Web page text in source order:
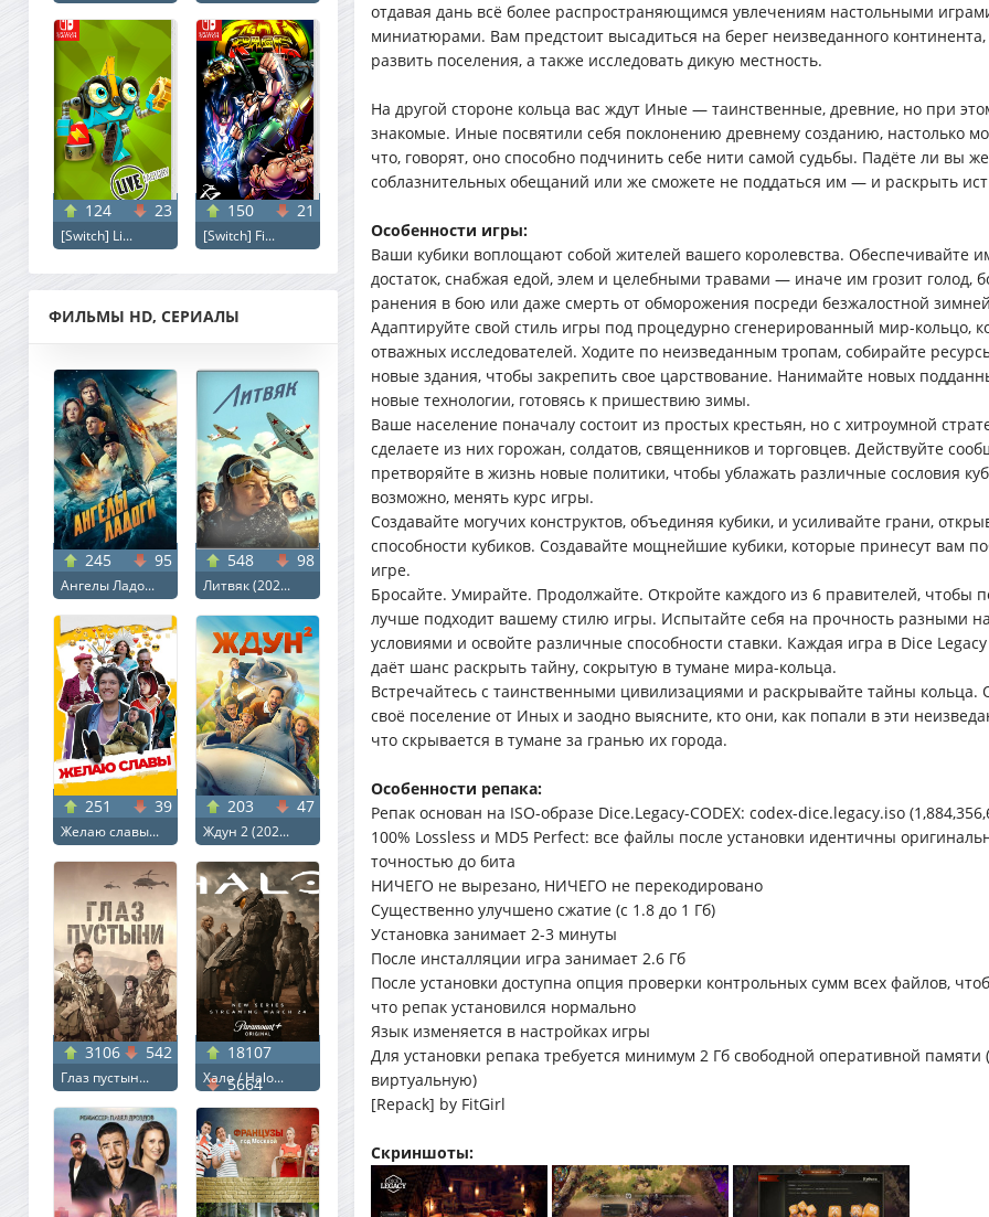
124 23
[Switch] Li...
150 21
[Switch] Fi...
ФИЛЬМЫ HD, СЕРИАЛЫ
245 95
Ангелы Ладо...
548 98
Литвяк (202...
251 39
Желаю славы...
203 47
Ждун 2 (202...
3106 542
Глаз пустын...
18107
5664
Хало / Halo...
отдавая дань всё более распространяющимся увлечениям настольными
миниатюрами. Вам предстоит высадиться на берег неизведанного континента,
развить поселения, а также исследовать дикую местность.
На другой стороне кольца вас ждут Иные — таинственные, древние, но при
знакомые. Иные посвятили себя поклонению древнему созданию, настолько
что, говорят, оно способно подчинить себе нити самой судьбы. Падёте ли вы
соблазнительных обещаний или же сможете не поддаться им — и раскрыть
Особенности игры:
Ваши кубики воплощают собой жителей вашего королевства. Обеспечивайте
достаток, снабжая едой, элем и целебными травами — иначе им грозит голод,
ранения в бою или даже смерть от обморожения посреди безжалостной
Адаптируйте свой стиль игры под процедурно сгенерированный мир-кольцо,
отважных исследователей. Ходите по неизведанным тропам, собирайте
новые здания, чтобы закрепить свое царствование. Нанимайте новых
новые технологии, готовясь к пришествию зимы.
Ваше население поначалу состоит из простых крестьян, но с хитроумной
сделаете из них горожан, солдатов, священников и торговцев. Действуйте
претворяйте в жизнь новые политики, чтобы ублажать различные сословия
возможно, менять курс игры.
Создавайте могучих конструктов, объединяя кубики, и усиливайте грани,
способности кубиков. Создавайте мощнейшие кубики, которые принесут вам
игре.
Бросайте. Умирайте. Продолжайте. Откройте каждого из 6 правителей, чтобы
лучше подходит вашему стилю игры. Испытайте себя на прочность разными
условиями и освойте различные способности ставки. Каждая игра в Dice
даёт шанс раскрыть тайну, сокрытую в тумане мира-кольца.
Встречайтесь с таинственными цивилизациями и раскрывайте тайны кольца.
своё поселение от Иных и заодно выясните, кто они, как попали в эти
что скрывается в тумане за гранью их города.
Особенности репака:
Репак основан на ISO-образе Dice.Legacy-CODEX: codex-dice.legacy.iso
100% Lossless и MD5 Perfect: все файлы после установки идентичны
точностью до бита
НИЧЕГО не вырезано, НИЧЕГО не перекодировано
Существенно улучшено сжатие (с 1.8 до 1 Гб)
Установка занимает 2-3 минуты
После инсталляции игра занимает 2.6 Гб
После установки доступна опция проверки контрольных сумм всех файлов,
что репак установился нормально
Язык изменяется в настройках игры
Для установки репака требуется минимум 2 Гб свободной оперативной памяти
виртуальную)
[Repack] by FitGirl
Скриншоты: